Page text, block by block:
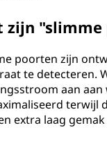
zijn
poorten zijn
te detecteren.
aan
terwijl
extra laag